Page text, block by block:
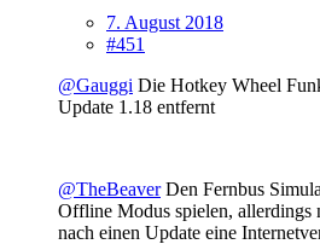
7. August 2018
#451
@Gauggi Die Hotkey Wheel
Update 1.18 entfernt
@TheBeaverDen Fernbus
Offline Modus spielen, allerdings
nach einen Update eine